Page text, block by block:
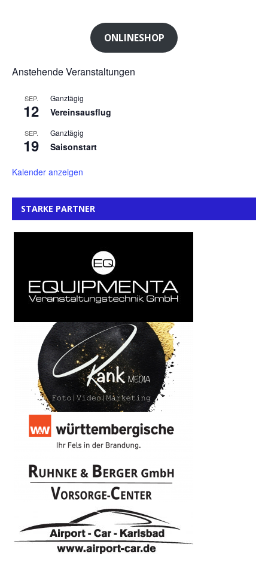
ONLINESHOP
Anstehende Veranstaltungen
SEP.
12
Ganztägig
Vereinsausflug
SEP.
19
Ganztägig
Saisonstart
Kalender anzeigen
STARKE PARTNER